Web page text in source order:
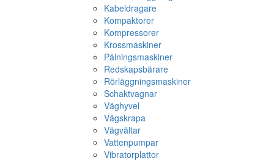
Kabeldragare
Kompaktorer
Kompressorer
Krossmaskiner
Pålningsmaskiner
Redskapsbärare
Rörläggningsmaskiner
Schaktvagnar
Väghyvel
Vägskrapa
Vägvältar
Vattenpumpar
Vibratorplattor